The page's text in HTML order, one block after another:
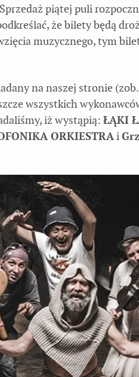
piątej puli
że bilety będą
muzycznego, tym
na naszej stronie
wszystkich
iż wystąpią: ŁĄKI
ORKIESTRAi